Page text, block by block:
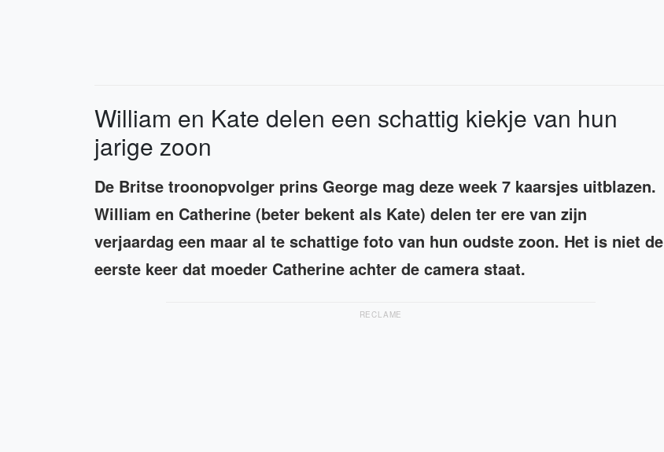
William en Kate delen een schattig kiekje van hun
jarige zoon
De Britse troonopvolger prins George mag deze week 7 kaarsjes uitblazen.
William en Catherine (beter bekent als Kate) delen ter ere van zijn
verjaardag een maar al te schattige foto van hun oudste zoon. Het is niet de
eerste keer dat moeder Catherine achter de camera staat.
RECLAME